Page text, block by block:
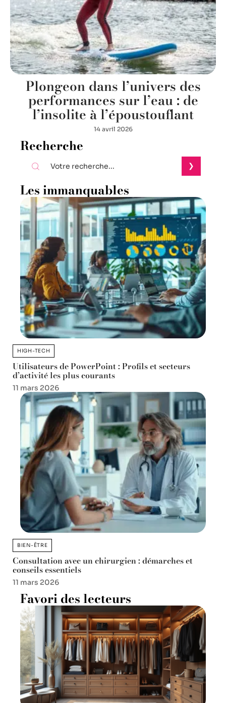
Plongeon dans l’univers des
performances sur l’eau : de
l’insolite à l’époustouflant
14 avril 2026
Recherche
Les immanquables
HIGH-TECH
Utilisateurs de PowerPoint : Profils et secteurs
d’activité les plus courants
11 mars 2026
BIEN-ÊTRE
Consultation avec un chirurgien : démarches et
conseils essentiels
11 mars 2026
Favori des lecteurs